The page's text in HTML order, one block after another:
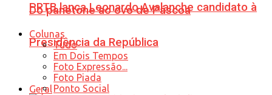
PRTB lança Leonardo Avalanche candidato à
Presidência da República
Geral
Do panetone ao ovo de Páscoa
Colunas
Tudo
Em Dois Tempos
Foto Expressão...
Foto Piada
Ponto Social